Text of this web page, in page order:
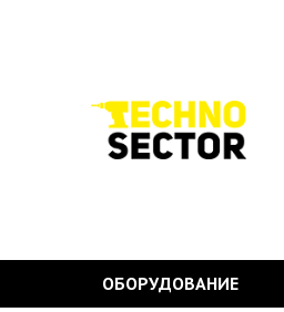
ОБОРУДОВАНИЕ